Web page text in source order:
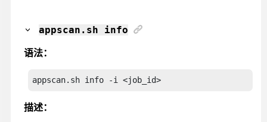
appscan .sh info
语法：
appscan.sh info -i <job_id>
描述：